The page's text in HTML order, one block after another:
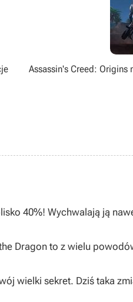
Assassin's Creed: Origins
40%! Wychwalają ją
Dragon to z wielu
wielki sekret. Dziś taka